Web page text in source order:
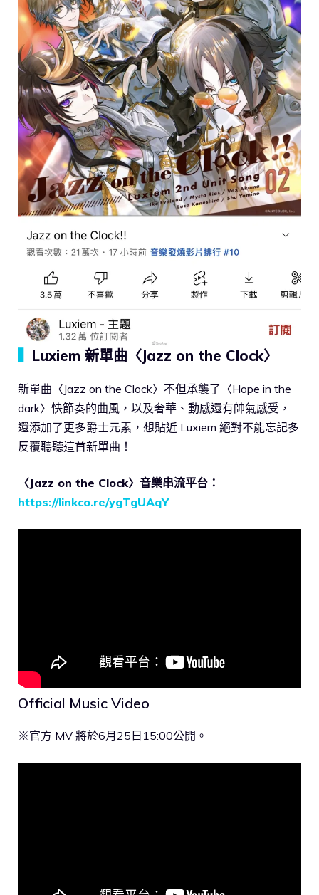
Luxiem 新單曲〈Jazz on the Clock〉
新單曲〈Jazz on the Clock〉不但承襲了〈Hope in the
dark〉快節奏的曲風，以及奢華、動感還有帥氣感受，
還添加了更多爵士元素，想貼近 Luxiem 絕對不能忘記多
反覆聽聽這首新單曲！
〈Jazz on the Clock〉音樂串流平台：
https://linkco.re/ygTgUAqY
Official Music Video
※官方 MV 將於6月25日15:00公開。